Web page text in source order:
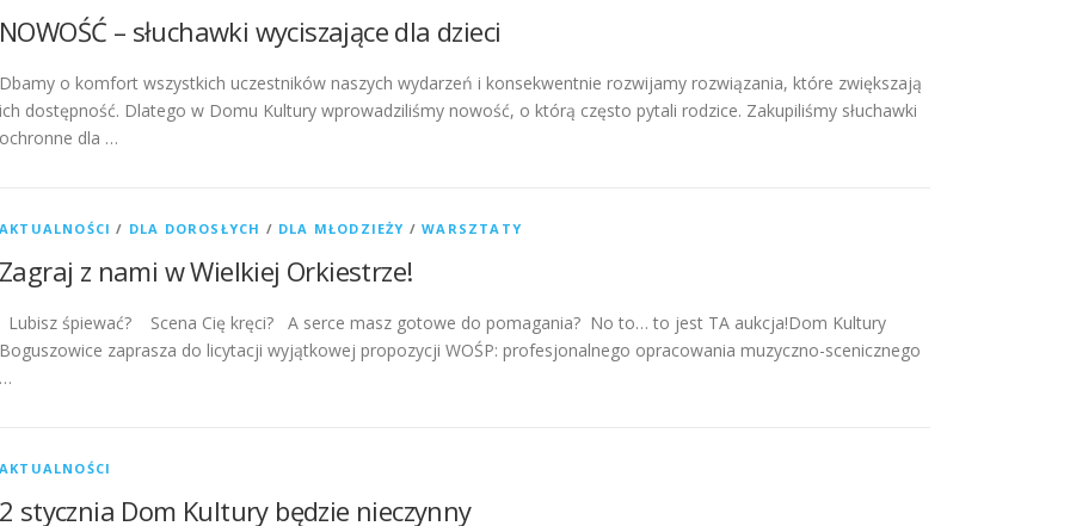
NOWOŚĆ – słuchawki wyciszające dla dzieci
Dbamy o komfort wszystkich uczestników naszych wydarzeń i konsekwentnie rozwijamy rozwiązania, które zwiększają
ich dostępność. Dlatego w Domu Kultury wprowadziliśmy nowość, o którą często pytali rodzice. Zakupiliśmy słuchawki
ochronne dla …
AKTUALNOŚCI / DLA DOROSŁYCH / DLA MŁODZIEŻY /WARSZTATY
Zagraj z nami w Wielkiej Orkiestrze!
Lubisz śpiewać? Scena Cię kręci? A serce masz gotowe do pomagania? No to… to jest TA aukcja!Dom Kultury
Boguszowice zaprasza do licytacji wyjątkowej propozycji WOŚP: profesjonalnego opracowania muzyczno-scenicznego
…
AKTUALNOŚCI
2 stycznia Dom Kultury będzie nieczynny